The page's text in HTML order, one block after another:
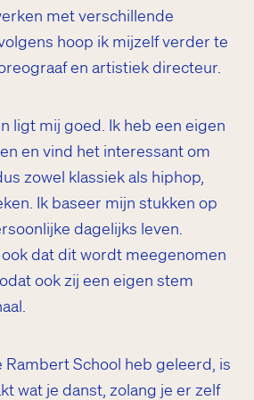
met verschillende
hoop ik mijzelf verder te
en artistiek directeur.
ligt mij goed. Ik heb een eigen
en vind het interessant om
zowel klassiek als hiphop,
Ik baseer mijn stukken op
dagelijks leven.
dat dit wordt meegenomen
ook zij een eigen stem
Rambert School heb geleerd, is
wat je danst, zolang je er zelf